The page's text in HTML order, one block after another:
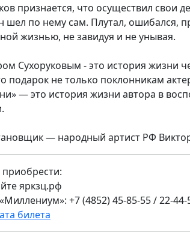
признается, что осуществил свои
шел по нему сам. Плутал, ошибался,
жизнью, не завидуя и не унывая.
Сухоруковым - это история жизни
подарок не только поклонникам
— это история жизни автора в
— народный артист РФ
яркзц.рф
+7 (4852) 45-85-55 / 22-44-
билета